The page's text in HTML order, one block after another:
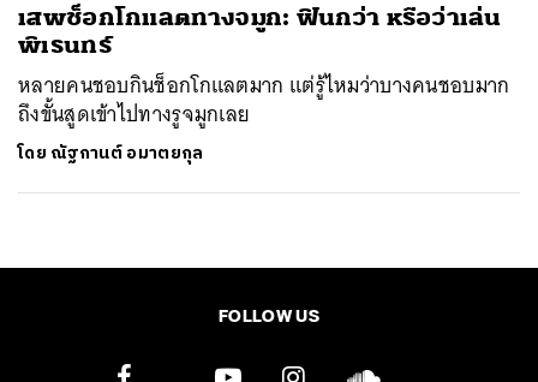
เสพช็อกโกแลตทางจมูก: ฟินกว่า หรือว่าเล่น
พิเรนทร์
หลายคนชอบกินช็อกโกแลตมาก แต่รู้ไหมว่าบางคนชอบมาก
ถึงขั้นสูดเข้าไปทางรูจมูกเลย
โดย ณัฐกานต์ อมาตยกุล
FOLLOW US